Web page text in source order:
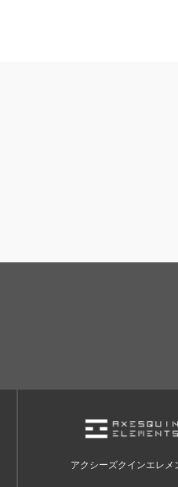
アクシーズクインエレメ